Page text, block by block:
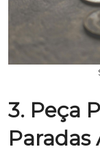
3. Peça
Paradas